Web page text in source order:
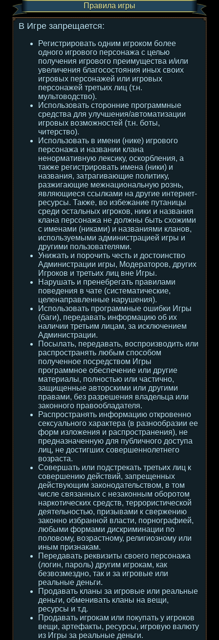
Правила игры
В Игре запрещается:
Регистрировать одним игроком более
одного игрового персонажа с целью
получения игрового преимущества и/или
увеличения благосостояния иных своих
игровых персонажей или игровых
персонажей третьих лиц (т.н.
мультоводство).
Использовать сторонние программные
средства для улучшения/автоматизации
игровых возможностей (т.н. боты,
читерство).
Использовать в имени (нике) игрового
персонажа и названии клана
ненормативную лексику, оскорбления, а
также регистрировать имена (ники) и
названия, затрагивающие политику,
разжигающие межнациональную рознь,
являющиеся ссылками на другие интернет-
ресурсы. Также, во избежание путаницы
среди остальных игроков, ники и названия
клана персонажа не должны быть схожими
с именами (никами) и названиями кланов,
используемыми администрацией игры и
другими пользователями.
Унижать и порочить честь и достоинство
Администрации игры, Модераторов, других
Игроков и третьих лиц вне Игры.
Нарушать и пренебрегать правилами
поведения в чате (систематические,
целенаправленные нарушения).
Использовать программные ошибки Игры
(баги), передавать информацию об их
наличии третьим лицам, за исключением
Администрации.
Посылать, передавать, воспроизводить или
распространять любым способом
полученное посредством Игры
программное обеспечение или другие
материалы, полностью или частично,
защищенные авторскими или другими
правами, без разрешения владельца или
законного правообладателя.
Распространять информацию откровенно
сексуального характера (в разнообразии ее
форм изложения и распространения), не
предназначенную для публичного доступа
лиц, не достигших совершеннолетнего
возраста.
Совершать или подстрекать третьих лиц к
совершению действий, запрещенных
действующим законодательством, в том
числе связанных с незаконным оборотом
наркотических средств, террористической
деятельностью, призывами к свержению
законно избранной власти, порнографией,
любыми формами дискриминации по
половому, возрастному, религиозному или
иным признакам.
Передавать реквизиты своего персонажа
(логин, пароль) другим игрокам, как
безвозмездно, так и за игровые или
реальные деньги.
Продавать кланы за игровые или реальные
деньги, обменивать кланы на вещи,
ресурсы и т.д.
Продавать игрокам или покупать у игроков
вещи, артефакты, ресурсы, игровую валюту
из Игры за реальные деньги.